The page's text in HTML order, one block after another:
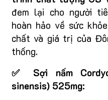
đem lại cho người
hoàn hảo về sức
chất và giá trị của
thống.
✅ Sợi nấm
sinensis) 525mg: